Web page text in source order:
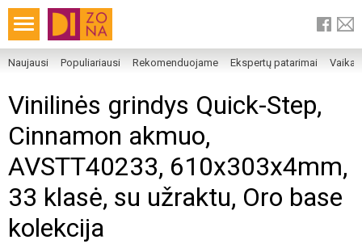
Naujausi Populiariausi Rekomenduojame Ekspertų patarimai
Vinilinės grindys Quick-Step,
Cinnamon akmuo,
AVSTT40233, 610x303x4mm,
33 klasė, su užraktu, Oro base
kolekcija